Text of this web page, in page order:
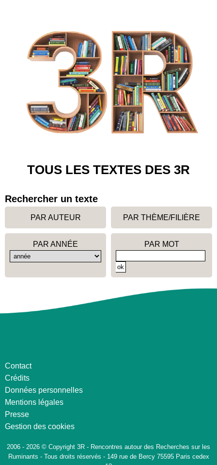
TOUS LES TEXTES DES 3R
Rechercher un texte
PAR AUTEUR PAR THÈME/FILIÈRE
PAR ANNÉE PAR MOT
Contact
Crédits
Données personnelles
Mentions légales
Presse
Gestion des cookies
2006 - 2026 © Copyright 3R - Rencontres autour des Recherches sur les
Ruminants - Tous droits réservés - 149 rue de Bercy 75595 Paris cedex